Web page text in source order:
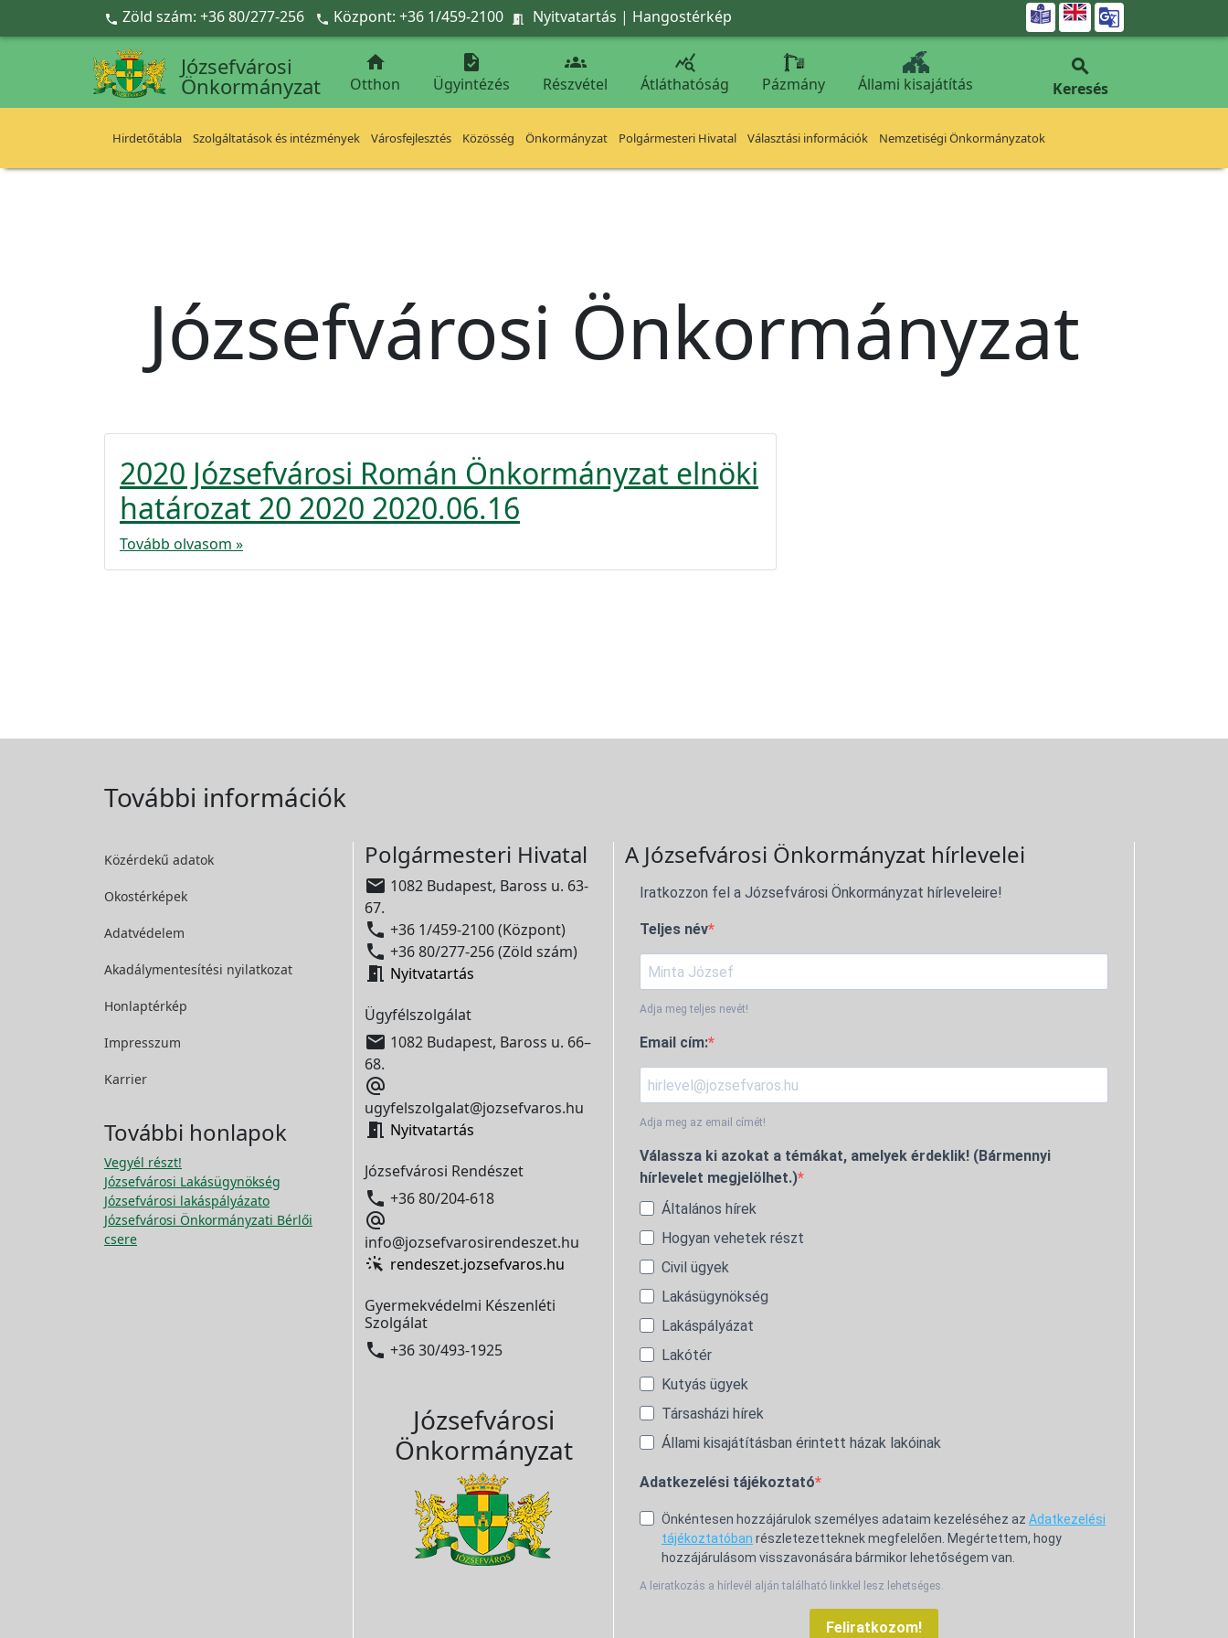
Ugrás a fő tartalomra
 Zöld szám: +36 80/277-256  Központ: +36 1/459-2100  Nyitvatartás | Hangostérkép 
Józsefvárosi
Önkormányzat

Otthon

Ügyintézés

Részvétel

Átláthatóság Pázmány Állami kisajátítás

Keresés
Hirdetőtábla Szolgáltatások és intézmények Városfejlesztés Közösség Önkormányzat Polgármesteri Hivatal Választási információk Nemzetiségi Önkormányzatok
Józsefvárosi Önkormányzat
2020 Józsefvárosi Román Önkormányzat elnöki
határozat 20 2020 2020.06.16
Tovább olvasom »
További információk
Közérdekű adatok
Okostérképek
Adatvédelem
Akadálymentesítési nyilatkozat
Honlaptérkép
Impresszum
Karrier
További honlapok
Vegyél részt!
Józsefvárosi Lakásügynökség
Józsefvárosi lakáspályázato
Józsefvárosi Önkormányzati Bérlői
csere
Polgármesteri Hivatal
 1082 Budapest, Baross u. 63-
67.
 +36 1/459-2100 (Központ)
 +36 80/277-256 (Zöld szám)
 Nyitvatartás
Ügyfélszolgálat
 1082 Budapest, Baross u. 66–
68.

ugyfelszolgalat@jozsefvaros.hu
 Nyitvatartás
Józsefvárosi Rendészet
 +36 80/204-618

info@jozsefvarosirendeszet.hu
rendeszet.jozsefvaros.hu
Gyermekvédelmi Készenléti
Szolgálat
 +36 30/493-1925
Józsefvárosi
Önkormányzat
A Józsefvárosi Önkormányzat hírlevelei
Iratkozzon fel a Józsefvárosi Önkormányzat hírleveleire!
Teljes név
Adja meg teljes nevét!
Email cím:
Adja meg az email címét!
Válassza ki azokat a témákat, amelyek érdeklik! (Bármennyi
hírlevelet megjelölhet.)
Általános hírek
Hogyan vehetek részt
Civil ügyek
Lakásügynökség
Lakáspályázat
Lakótér
Kutyás ügyek
Társasházi hírek
Állami kisajátításban érintett házak lakóinak
Adatkezelési tájékoztató
Önkéntesen hozzájárulok személyes adataim kezeléséhez az Adatkezelési
tájékoztatóban részletezetteknek megfelelően. Megértettem, hogy
hozzájárulásom visszavonására bármikor lehetőségem van.
A leiratkozás a hírlevél alján található linkkel lesz lehetséges.
Feliratkozom!